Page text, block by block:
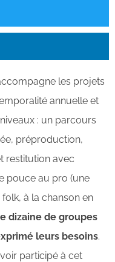
les projets
annuelle et
: un parcours
préproduction,
restitution avec
pouce au pro (une
à la chanson en
dizaine de groupes
leurs besoins.
participé à cet